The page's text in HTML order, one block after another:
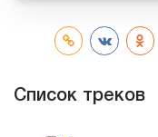
Список треков